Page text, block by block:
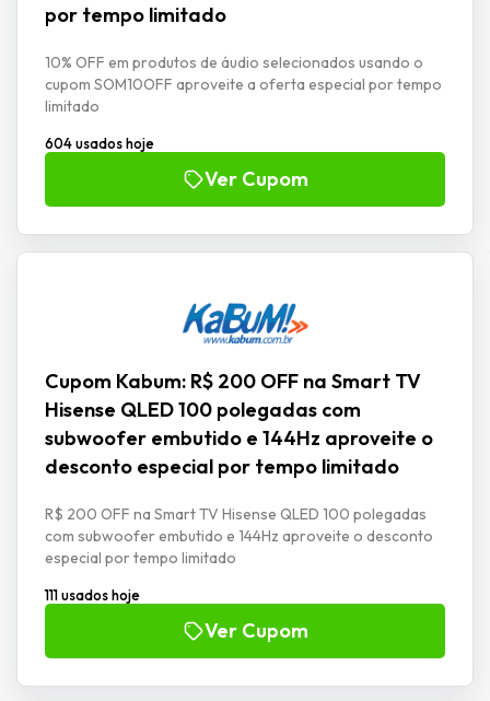
por tempo limitado
10% OFF em produtos de áudio selecionados usando o
cupom SOM10OFF aproveite a oferta especial por tempo
limitado
604 usados hoje
Ver Cupom
Cupom Kabum: R$ 200 OFF na Smart TV
Hisense QLED 100 polegadas com
subwoofer embutido e 144Hz aproveite o
desconto especial por tempo limitado
R$ 200 OFF na Smart TV Hisense QLED 100 polegadas
com subwoofer embutido e 144Hz aproveite o desconto
especial por tempo limitado
111 usados hoje
Ver Cupom